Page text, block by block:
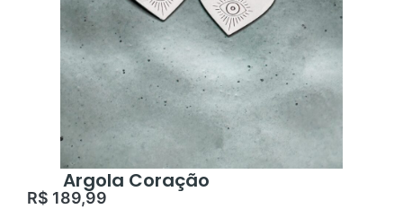
Argola Coração
R$ 189,99